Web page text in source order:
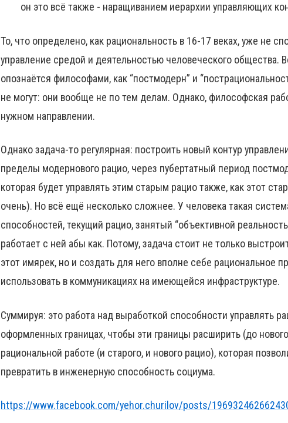
он это всё также - наращиванием иерархии управляющих
То, что определено, как рациональность в 16-17 веках, уже не
управление средой и деятельностью человеческого общества.
опознаётся философами, как “постмодерн” и
не могут: они вообще не по тем делам. Однако, философская
нужном направлении.
Однако задача-то регулярная: построить новый контур
пределы модернового рацио, через пубертатный период
которая будет управлять этим старым рацио также, как этот
очень). Но всё ещё несколько сложнее. У человека такая
способностей, текущий рацио, занятый “объективной
работает с ней абы как. Потому, задача стоит не только
этот имярек, но и создать для него вполне себе рациональное
использовать в коммуникациях на имеющейся инфраструктуре.
Суммируя: это работа над выработкой способности управлять
оформленных границах, чтобы эти границы расширить (до
рациональной работе (и старого, и нового рацио), которая
превратить в инженерную способность социума.
https://www.facebook.com/yehor.churilov/posts/